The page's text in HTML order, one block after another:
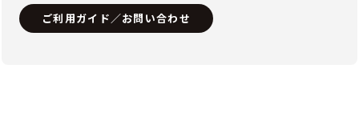
ご利用ガイド／お問い合わせ